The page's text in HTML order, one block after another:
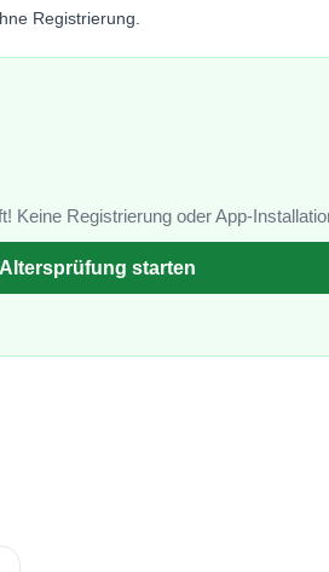
Registrierung.
Keine Registrierung oder App-
starten